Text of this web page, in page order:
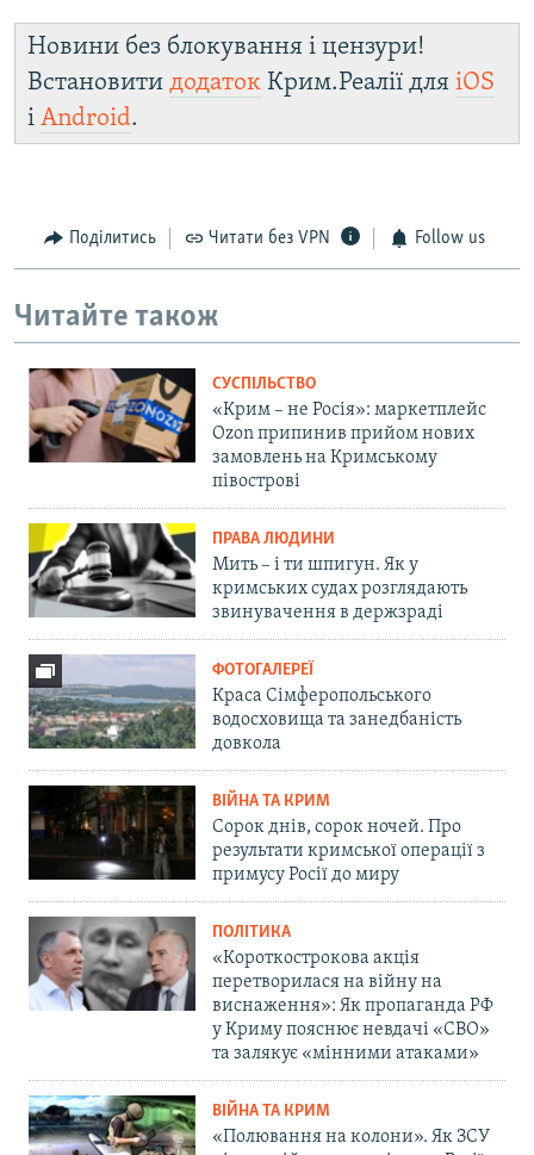
Новини без блокування і цензури!
Встановити додаток Крим.Реалії для iOS
і Android.
Поділитись Читати без VPN Follow us
Читайте також
СУСПІЛЬСТВО
«Крим – не Росія»: маркетплейс
Ozon припинив прийом нових
замовлень на Кримському
півострові
ПРАВА ЛЮДИНИ
Мить – і ти шпигун. Як у
кримських судах розглядають
звинувачення в держзраді
ФОТОГАЛЕРЕЇ
Краса Сімферопольського
водосховища та занедбаність
довкола
ВІЙНА ТА КРИМ
Сорок днів, сорок ночей. Про
результати кримської операції з
примусу Росії до миру
ПОЛІТИКА
«Короткострокова акція
перетворилася на війну на
виснаження»: Як пропаганда РФ
у Криму пояснює невдачі «СВО»
та залякує «мінними атаками»
ВІЙНА ТА КРИМ
«Полювання на колони». Як ЗСУ